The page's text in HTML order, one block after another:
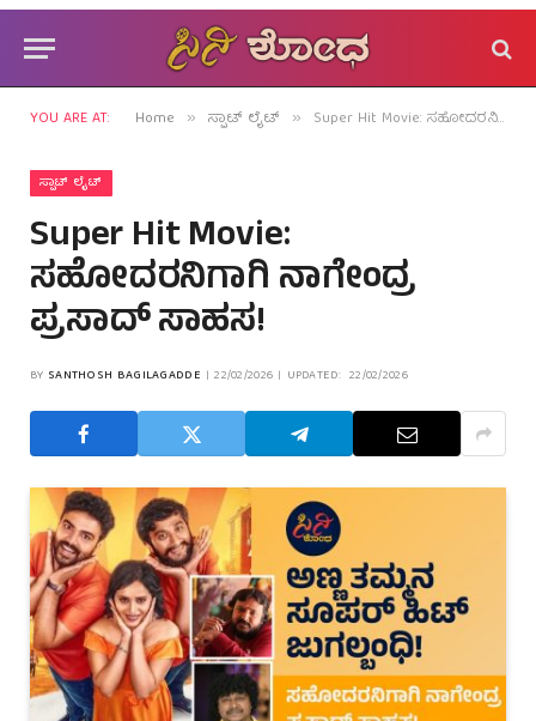
YOU ARE AT: Home » ಸ್ಪಾಟ್ ಲೈಟ್ » Super Hit Movie: ಸಹೋದರನಿಗಾಗಿ ನಾಗೇಂದ್ರ ಪ್ರಸಾದ್ ಸಾಹಸ!
ಸ್ಪಾಟ್ ಲೈಟ್
Super Hit Movie:
ಸಹೋದರನಿಗಾಗಿ ನಾಗೇಂದ್ರ
ಪ್ರಸಾದ್ ಸಾಹಸ!
BY SANTHOSH BAGILAGADDE 22/02/2026 UPDATED: 22/02/2026